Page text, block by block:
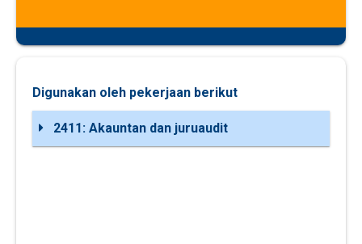
Digunakan oleh pekerjaan berikut
2411: Akauntan dan juruaudit